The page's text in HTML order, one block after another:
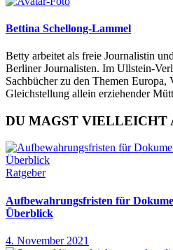
Bettina Schellong-Lammel
Betty arbeitet als freie Journalistin
Berliner Journalisten. Im Ullstein-
Sachbücher zu den Themen Europa,
Gleichstellung allein erziehender
DU MAGST VIELLEICHT
Ratgeber
Aufbewahrungsfristen für
Überblick
4. November 2021